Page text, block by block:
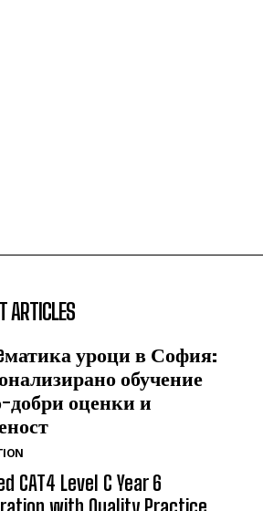
ARTICLES
уроци в София:
обучение
добри оценки и
CAT4 Level C Year 6